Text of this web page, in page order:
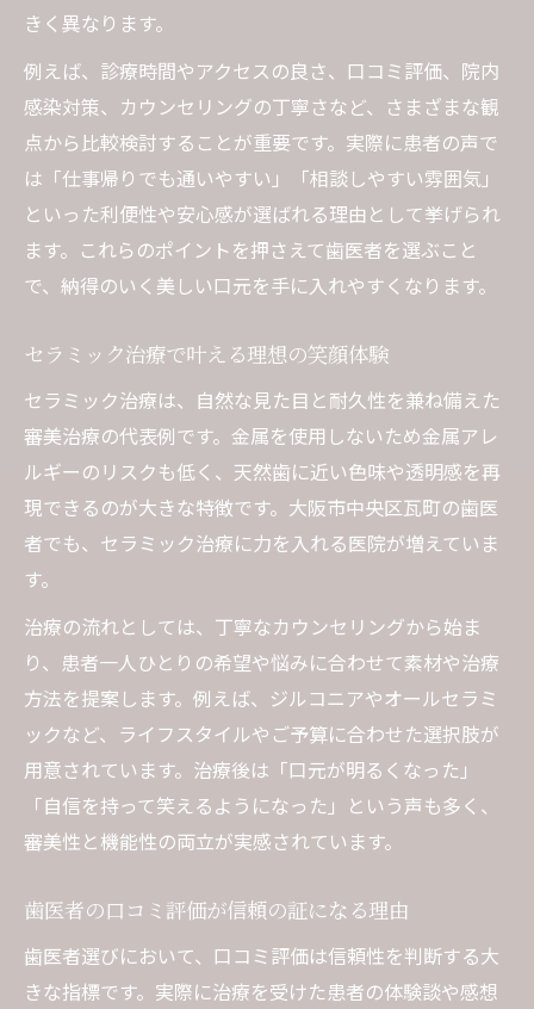
きく異なります。
例えば、診療時間やアクセスの良さ、口コミ評価、院内
感染対策、カウンセリングの丁寧さなど、さまざまな観
点から比較検討することが重要です。実際に患者の声で
は「仕事帰りでも通いやすい」「相談しやすい雰囲気」
といった利便性や安心感が選ばれる理由として挙げられ
ます。これらのポイントを押さえて歯医者を選ぶこと
で、納得のいく美しい口元を手に入れやすくなります。
セラミック治療で叶える理想の笑顔体験
セラミック治療は、自然な見た目と耐久性を兼ね備えた
審美治療の代表例です。金属を使用しないため金属アレ
ルギーのリスクも低く、天然歯に近い色味や透明感を再
現できるのが大きな特徴です。大阪市中央区瓦町の歯医
者でも、セラミック治療に力を入れる医院が増えていま
す。
治療の流れとしては、丁寧なカウンセリングから始ま
り、患者一人ひとりの希望や悩みに合わせて素材や治療
方法を提案します。例えば、ジルコニアやオールセラミ
ックなど、ライフスタイルやご予算に合わせた選択肢が
用意されています。治療後は「口元が明るくなった」
「自信を持って笑えるようになった」という声も多く、
審美性と機能性の両立が実感されています。
歯医者の口コミ評価が信頼の証になる理由
歯医者選びにおいて、口コミ評価は信頼性を判断する大
きな指標です。実際に治療を受けた患者の体験談や感想